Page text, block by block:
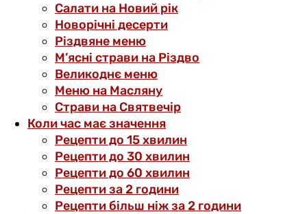
Салати на Новий рік
Новорічні десерти
Різдвяне меню
М’ясні страви на Різдво
Великоднє меню
Меню на Масляну
Страви на Святвечір
Коли час має значення
Рецепти до 15 хвилин
Рецепти до 30 хвилин
Рецепти до 60 хвилин
Рецепти за 2 години
Рецепти більш ніж за 2 години